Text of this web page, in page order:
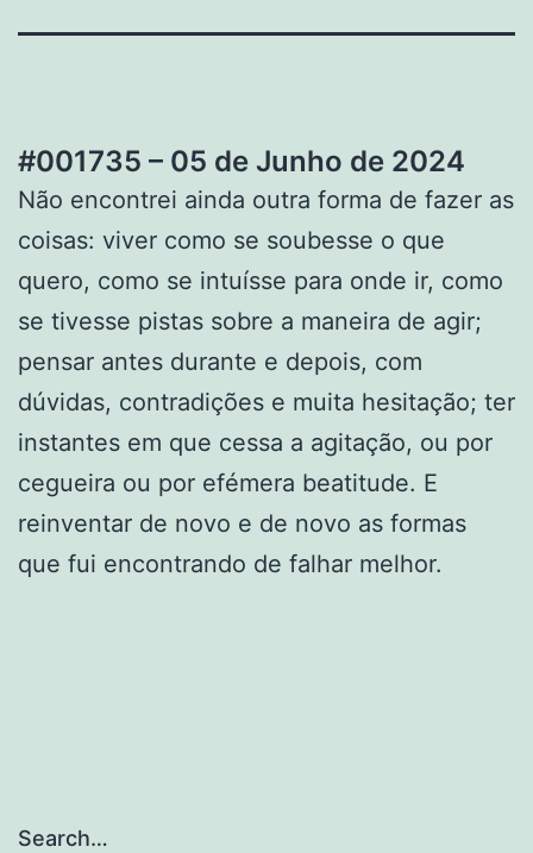
#001735 – 05 de Junho de 2024
Não encontrei ainda outra forma de fazer as
coisas: viver como se soubesse o que
quero, como se intuísse para onde ir, como
se tivesse pistas sobre a maneira de agir;
pensar antes durante e depois, com
dúvidas, contradições e muita hesitação; ter
instantes em que cessa a agitação, ou por
cegueira ou por efémera beatitude. E
reinventar de novo e de novo as formas
que fui encontrando de falhar melhor.
Search…